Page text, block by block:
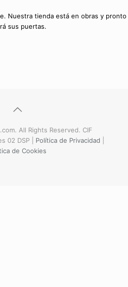
Nuestra tienda está en obras y pronto
sus puertas.
All Rights Reserved. CIF
02 DSP | Política de Privacidad
de Cookies